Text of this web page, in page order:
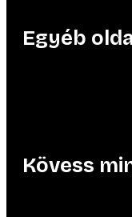
Egyéb
Kövess